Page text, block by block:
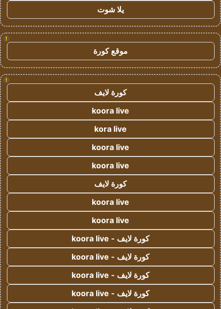
يلا شوت
!
موقع كورة
!
كورة لايف
koora live
kora live
koora live
koora live
كورة لايف
koora live
koora live
كورة لايف - koora live
كورة لايف - koora live
كورة لايف - koora live
كورة لايف - koora live